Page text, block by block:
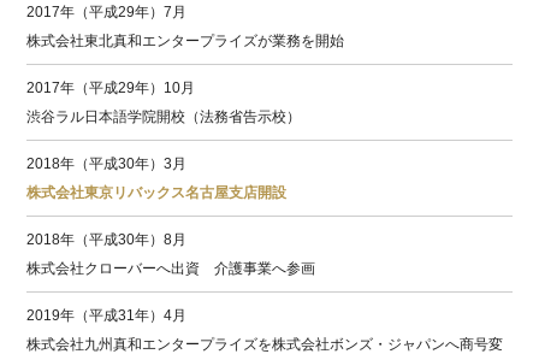
2017年（平成29年）7月
株式会社東北真和エンタープライズが業務を開始
2017年（平成29年）10月
渋谷ラル日本語学院開校（法務省告示校）
2018年（平成30年）3月
株式会社東京リバックス名古屋支店開設
2018年（平成30年）8月
株式会社クローバーへ出資 介護事業へ参画
2019年（平成31年）4月
株式会社九州真和エンタープライズを株式会社ボンズ・ジャパンへ商号変